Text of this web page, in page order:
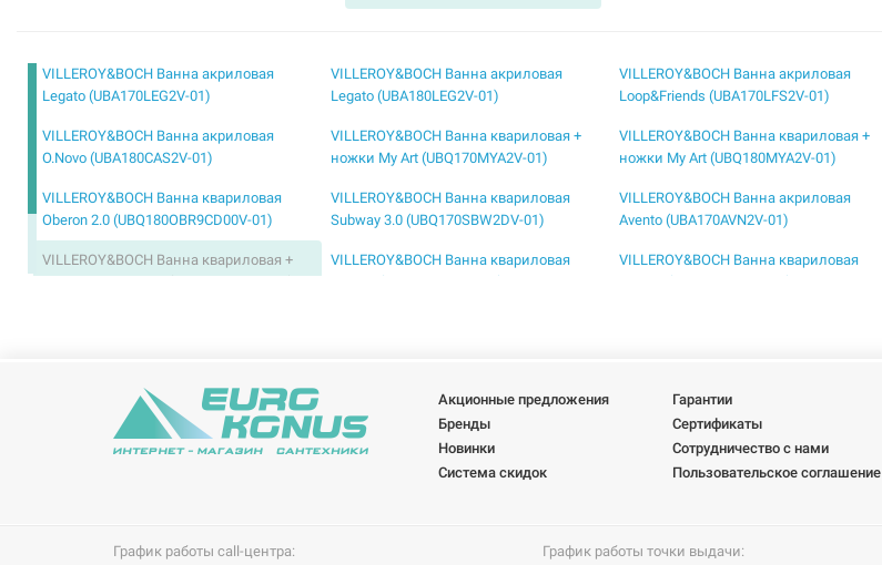
VILLEROY&BOCH Ванна акриловая
Legato (UBA170LEG2V-01)
VILLEROY&BOCH Ванна акриловая
Legato (UBA180LEG2V-01)
VILLEROY&BOCH Ванна акриловая
Loop&Friends (UBA170LFS2V-01)
VILLEROY&BOCH Ванна акриловая
O.Novo (UBA180CAS2V-01)
VILLEROY&BOCH Ванна квариловая +
ножки My Art (UBQ170MYA2V-01)
VILLEROY&BOCH Ванна квариловая +
ножки My Art (UBQ180MYA2V-01)
VILLEROY&BOCH Ванна квариловая
Oberon 2.0 (UBQ180OBR9CD00V-01)
VILLEROY&BOCH Ванна квариловая
Subway 3.0 (UBQ170SBW2DV-01)
VILLEROY&BOCH Ванна акриловая
Avento (UBA170AVN2V-01)
VILLEROY&BOCH Ванна квариловая +
VILLEROY&BOCH Ванна квариловая
VILLEROY&BOCH Ванна квариловая
Акционные предложения Гарантии
Бренды
Сертификаты
Новинки
Сотрудничество с нами
Система скидок
Пользовательское соглашение
График работы call-центра:
График работы точки выдачи: